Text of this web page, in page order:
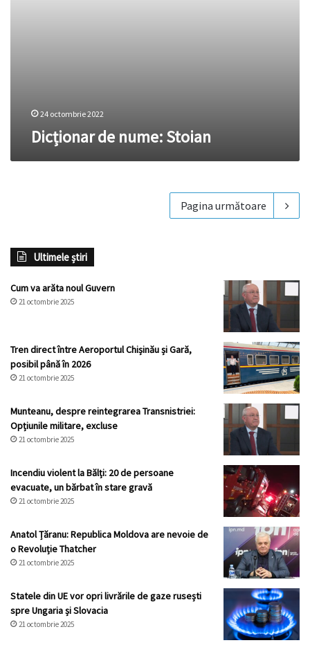
24 octombrie 2022
Dicționar de nume: Stoian
Pagina următoare
Ultimele știri
Cum va arăta noul Guvern
21 octombrie 2025
Tren direct între Aeroportul Chișinău și Gară,
posibil până în 2026
21 octombrie 2025
Munteanu, despre reintegrarea Transnistriei:
Opțiunile militare, excluse
21 octombrie 2025
Incendiu violent la Bălți: 20 de persoane
evacuate, un bărbat în stare gravă
21 octombrie 2025
Anatol Țăranu: Republica Moldova are nevoie de
o Revoluție Thatcher
21 octombrie 2025
Statele din UE vor opri livrările de gaze rusești
spre Ungaria și Slovacia
21 octombrie 2025